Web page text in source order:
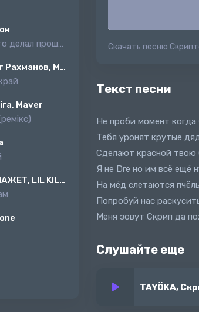
Я знаю что делал прошлым летом
Хасбулат Рахманов, MAGAS
Maver
МОЖЕТМАЖЕТ, LIL KILAH
Скачать песню
Текст песни
Не проби момент когда
Тебя уронят крутые
Сделают красной твою
Я не Dre но им всё ещё
На мёд слетаются
Попробуй нас
Меня зовут Скрип да
Слушайте еще
TAYÖKA,